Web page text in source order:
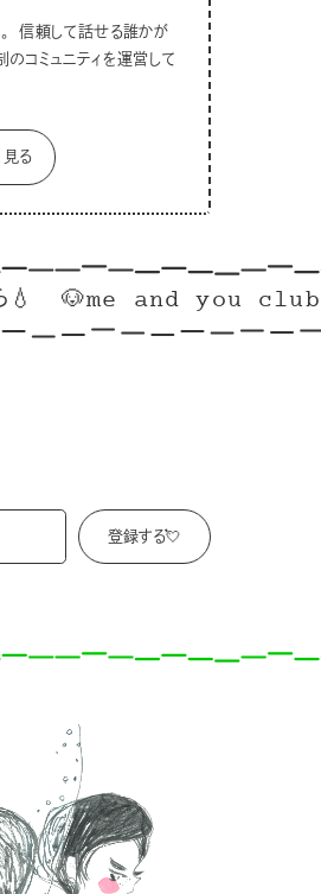
信頼して話せる誰かが
コミュニティを運営して
る
and you clubはこち